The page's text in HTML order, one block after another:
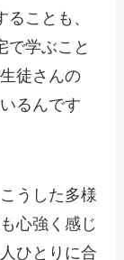
ことも、
で学ぶこと
徒さんの
るんです
うした多様
心強く感じ
ひとりに合